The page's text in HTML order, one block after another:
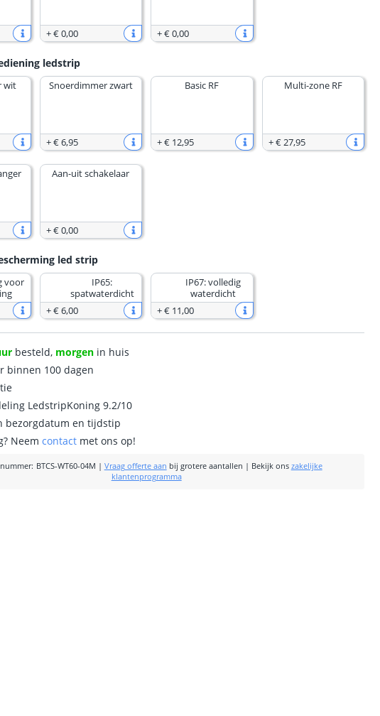
+€ 0,00 +€ 0,00
ledstrip
wit Snoerdimmer zwart
+€ 6,95
Basic RF
+€ 12,95
Multi-zone RF
+€ 27,95
Aan-uit schakelaar
+€ 0,00
led strip
voor
IP65:
spatwaterdicht
+€ 6,00
IP67: volledig
waterdicht
+€ 11,00
besteld, morgen in huis
binnen 100 dagen
LedstripKoning 9.2/10
bezorgdatum en tijdstip
Neemcontact met ons op!
: BTCS-WT60-04M | Vraag offerte aan bij grotere aantallen | Bekijk ons zakelijke
klantenprogramma